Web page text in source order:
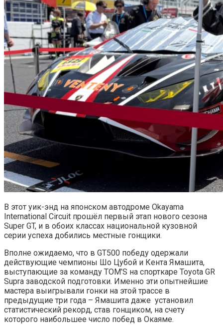
В этот уик-энд на японском автодроме Okayama
International Circuit прошёл первый этап нового сезона
Super GT, и в обоих классах национальной кузовной
серии успеха добились местные гонщики.
Вполне ожидаемо, что в GT500 победу одержали
действующие чемпионы Шо Цубой и Кента Ямашита,
выступающие за команду TOM’S на спорткаре Toyota GR
Supra заводской подготовки. Именно эти опытнейшие
мастера выигрывали гонки на этой трассе в
предыдущие три года – Ямашита даже установил
статистический рекорд, став гонщиком, на счету
которого наибольшее число побед в Окаяме.